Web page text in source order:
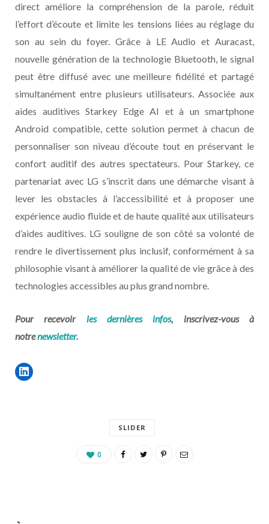
direct améliore la compréhension de la parole, réduit
l’effort d’écoute et limite les tensions liées au réglage du
son au sein du foyer. Grâce à LE Audio et Auracast,
nouvelle génération de la technologie Bluetooth, le signal
peut être diffusé avec une meilleure fidélité et partagé
simultanément entre plusieurs utilisateurs. Associée aux
aides auditives Starkey Edge AI et à un smartphone
Android compatible, cette solution permet à chacun de
personnaliser son niveau d’écoute tout en préservant le
confort auditif des autres spectateurs. Pour Starkey, ce
partenariat avec LG s’inscrit dans une démarche visant à
lever les obstacles à l’accessibilité et à proposer une
expérience audio fluide et de haute qualité aux utilisateurs
d’aides auditives. LG souligne de son côté sa volonté de
rendre le divertissement plus inclusif, conformément à sa
philosophie visant à améliorer la qualité de vie grâce à des
technologies accessibles au plus grand nombre.
Pour recevoir les dernières infos, inscrivez-vous à
notrenewsletter.
SLIDER
0